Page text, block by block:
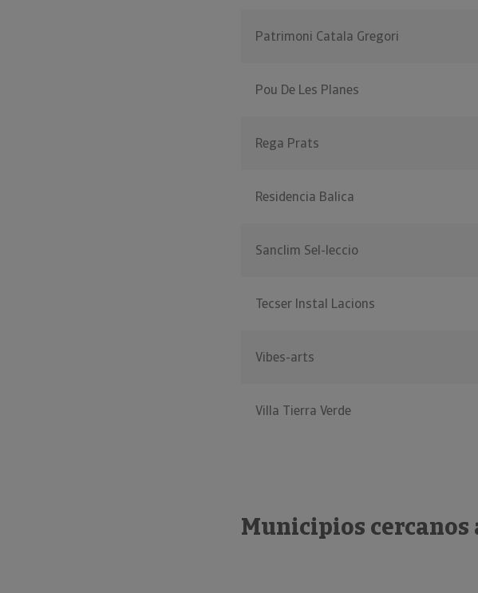
Patrimoni Catala Gregori
Pou De Les Planes
Rega Prats
Residencia Balica
Sanclim Sel-leccio
Tecser Instal Lacions
Vibes-arts
Villa Tierra Verde
Municipios cercanos